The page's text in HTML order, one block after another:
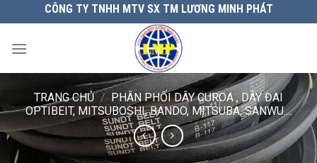
đến
nội
CÔNG TY TNHH MTV SX TM LƯƠNG MINH PHÁT
TRANG CHỦ / PHÂN PHỐI DÂY CUROA , DÂY ĐAI
OPTIBEIT, MITSUBOSHI, BANDO, MITSUBA, SANWU....